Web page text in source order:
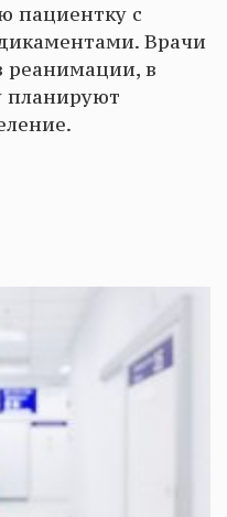
пациентку с
Врачи
реанимации, в
планируют